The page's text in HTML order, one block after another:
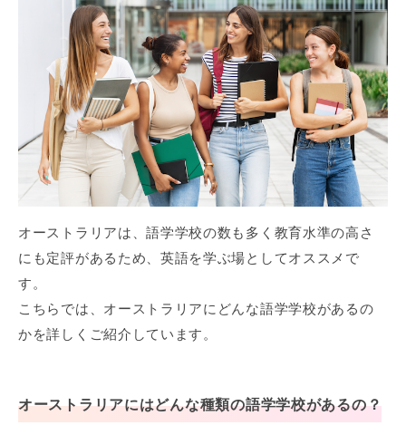
オーストラリアは、語学学校の数も多く教育水準の高さ
にも定評があるため、英語を学ぶ場としてオススメで
す。
こちらでは、オーストラリアにどんな語学学校があるの
かを詳しくご紹介しています。
オーストラリアにはどんな種類の語学学校があるの？